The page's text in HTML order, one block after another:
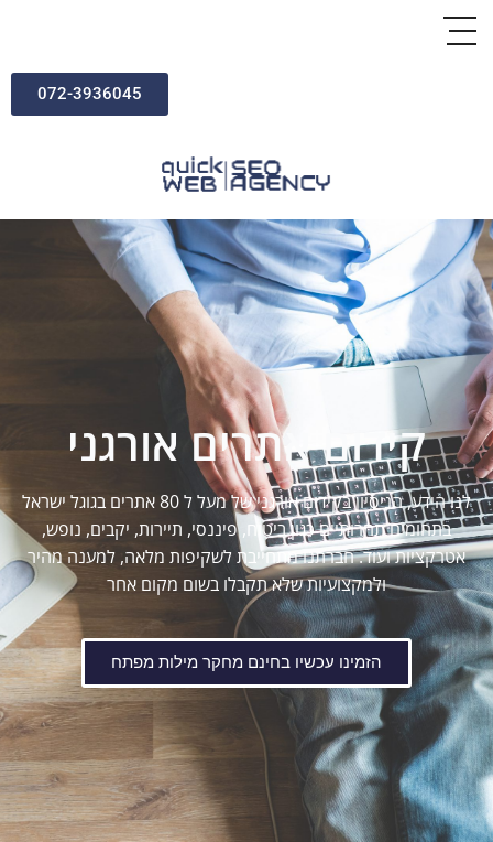
072-3936045
קידום אתרים אורגני
לנו הידע, הניסיון בקידום אורגני של מעל ל 80 אתרים בגוגל ישראל
בתחומים תחרותיים כגון ביטוח, פיננסי, תיירות, יקבים, נופש,
אטרקציות ועוד. חברתנו מתחייבת לשקיפות מלאה, למענה מהיר
ולמקצועיות שלא תקבלו בשום מקום אחר
הזמינו עכשיו בחינם מחקר מילות מפתח